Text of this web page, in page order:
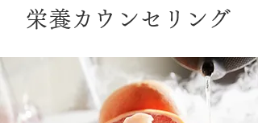
栄養カウンセリング